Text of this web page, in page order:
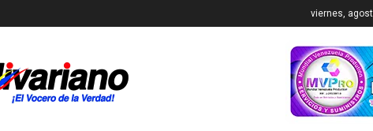
viernes,